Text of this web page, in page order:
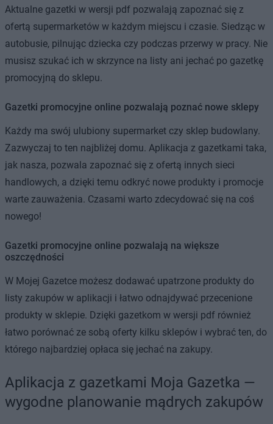
Aktualne gazetki w wersji pdf pozwalają zapoznać się z
ofertą supermarketów w każdym miejscu i czasie. Siedząc w
autobusie, pilnując dziecka czy podczas przerwy w pracy. Nie
musisz szukać ich w skrzynce na listy ani jechać po gazetkę
promocyjną do sklepu.
Gazetki promocyjne online pozwalają poznać nowe sklepy
Każdy ma swój ulubiony supermarket czy sklep budowlany.
Zazwyczaj to ten najbliżej domu. Aplikacja z gazetkami taka,
jak nasza, pozwala zapoznać się z ofertą innych sieci
handlowych, a dzięki temu odkryć nowe produkty i promocje
warte zauważenia. Czasami warto zdecydować się na coś
nowego!
Gazetki promocyjne online pozwalają na większe
oszczędności
W Mojej Gazetce możesz dodawać upatrzone produkty do
listy zakupów w aplikacji i łatwo odnajdywać przecenione
produkty w sklepie. Dzięki gazetkom w wersji pdf również
łatwo porównać ze sobą oferty kilku sklepów i wybrać ten, do
którego najbardziej opłaca się jechać na zakupy.
Aplikacja z gazetkami Moja Gazetka —
wygodne planowanie mądrych zakupów